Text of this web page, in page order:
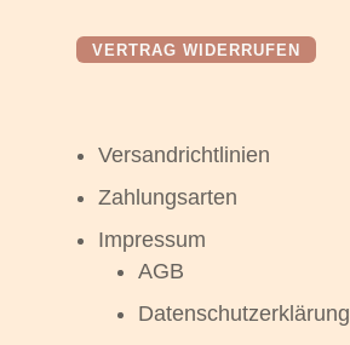
VERTRAG WIDERRUFEN
Versandrichtlinien
Zahlungsarten
Impressum
AGB
Datenschutzerklärung